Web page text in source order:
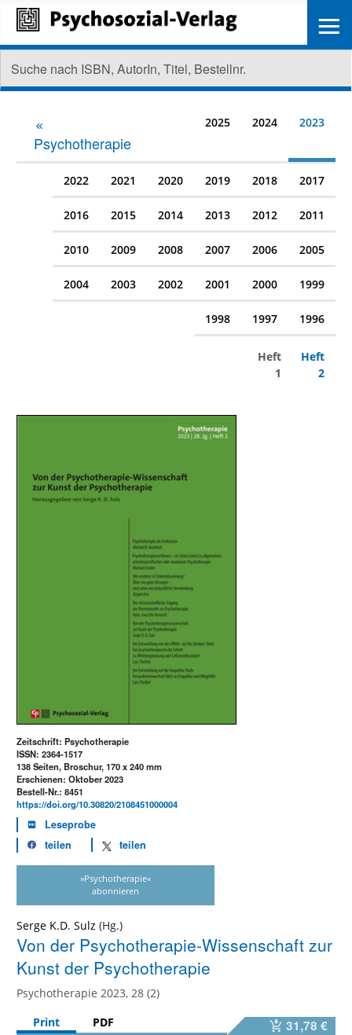
Psychotherapie
2025 2024 2023
2022 2021 2020 2019 2018 2017
2016 2015 2014 2013 2012 2011
2010 2009 2008 2007 2006 2005
2004 2003 2002 2001 2000 1999
1998 1997 1996
Heft
1
Heft
2
Zeitschrift: Psychotherapie
ISSN: 2364-1517
138 Seiten, Broschur, 170 x 240 mm
Erschienen: Oktober 2023
Bestell-Nr.: 8451
https://doi.org/10.30820/2108451000004
Leseprobe
teilen
teilen
»Psychotherapie«
abonnieren
Serge K.D. Sulz
Von der Psychotherapie-Wissenschaft zur
Kunst der Psychotherapie
Psychotherapie 2023, 28 (2)
Print
PDF 31,78 €
≡